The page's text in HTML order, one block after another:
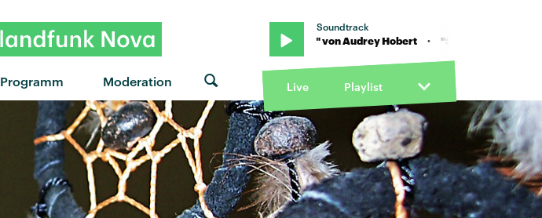
Programm Moderation
Soundtrack
"Sue Me" von Audrey Hobert · "Sue Me" von Audrey Hobert · "Sue Me" von Audrey Hobert
Live Playlist